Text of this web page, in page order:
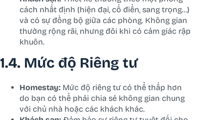
cách nhất định (hiện đại, cổ điển, sang trọng…)
và có sự đồng bộ giữa các phòng. Không gian
thường rộng rãi, nhưng đôi khi có cảm giác rập
khuôn.
1.4. Mức độ Riêng tư
Homestay: Mức độ riêng tư có thể thấp hơn
do bạn có thể phải chia sẻ không gian chung
với chủ nhà hoặc các khách khác.